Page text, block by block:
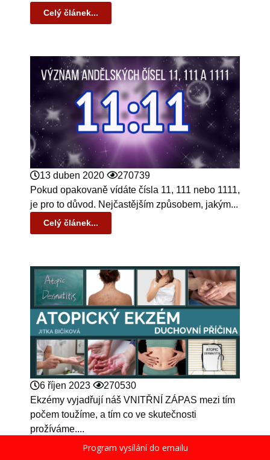
Celý článek...
13 duben 2020
270739
Pokud opakovaně vídáte čísla 11, 111 nebo 1111,
je pro to důvod. Nejčastějším způsobem, jakým...
Celý článek...
6 říjen 2023
270530
Ekzémy vyjadřují náš VNITŘNÍ ZÁPAS mezi tím
počem toužíme, a tím co ve skutečnosti
prožíváme....
Celý článek...Program vysílání do emailu